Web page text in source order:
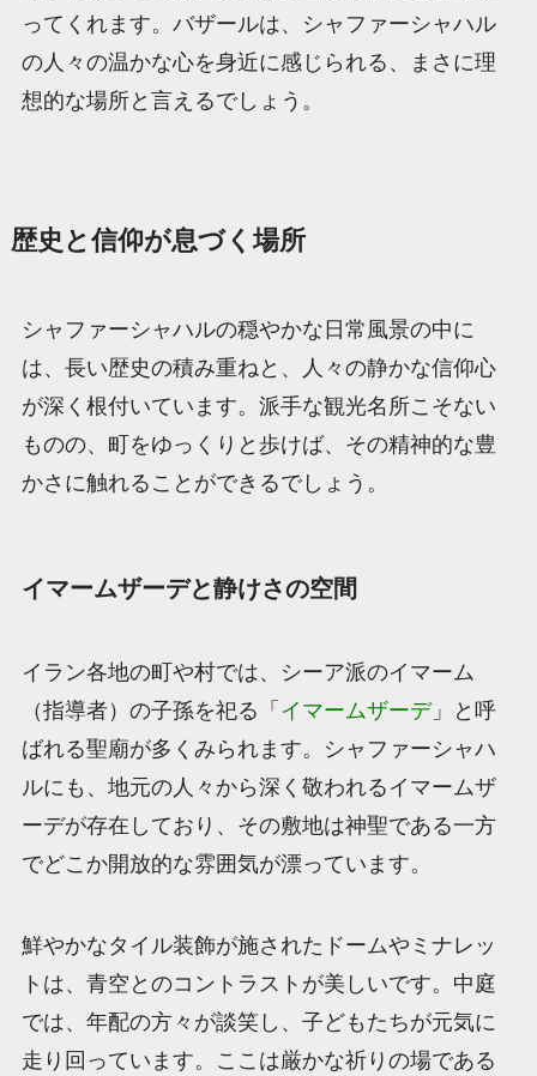
ってくれます。バザールは、シャファーシャハル
の人々の温かな心を身近に感じられる、まさに理
想的な場所と言えるでしょう。
歴史と信仰が息づく場所
シャファーシャハルの穏やかな日常風景の中に
は、長い歴史の積み重ねと、人々の静かな信仰心
が深く根付いています。派手な観光名所こそない
ものの、町をゆっくりと歩けば、その精神的な豊
かさに触れることができるでしょう。
イマームザーデと静けさの空間
イラン各地の町や村では、シーア派のイマーム
（指導者）の子孫を祀る「 イマームザーデ」と呼
ばれる聖廟が多くみられます。シャファーシャハ
ルにも、地元の人々から深く敬われるイマームザ
ーデが存在しており、その敷地は神聖である一方
でどこか開放的な雰囲気が漂っています。
鮮やかなタイル装飾が施されたドームやミナレッ
トは、青空とのコントラストが美しいです。中庭
では、年配の方々が談笑し、子どもたちが元気に
走り回っています。ここは厳かな祈りの場である